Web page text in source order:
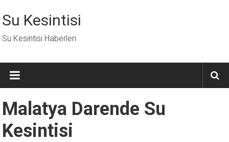
geç
Su Kesintisi
Su Kesintisi Haberleri
Malatya Darende Su
Kesintisi